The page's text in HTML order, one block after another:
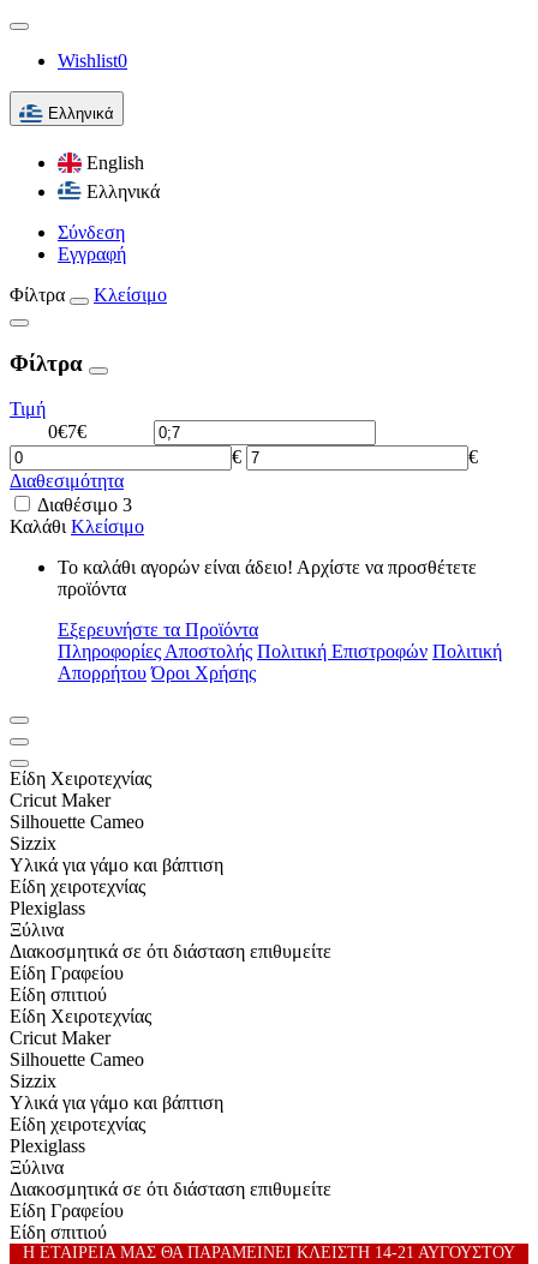
Wishlist0
Ελληνικά
English
Ελληνικά
Σύνδεση
Εγγραφή
Φίλτρα
Κλείσιμο
Φίλτρα
Τιμή
0€7€
€
€
Διαθεσιμότητα
Διαθέσιμο 3
Καλάθι Κλείσιμο
Το καλάθι αγορών είναι άδειο! Αρχίστε να προσθέτετε
προϊόντα
Εξερευνήστε τα Προϊόντα
Πληροφορίες Αποστολής Πολιτική Επιστροφών Πολιτική
Απορρήτου Όροι Χρήσης
Είδη Xειροτεχνίας
Cricut Maker
Silhouette Cameo
Sizzix
Υλικά για γάμο και βάπτιση
Είδη χειροτεχνίας
Plexiglass
Ξύλινα
Διακοσμητικά σε ότι διάσταση επιθυμείτε
Είδη Γραφείου
Είδη σπιτιού
Είδη Xειροτεχνίας
Cricut Maker
Silhouette Cameo
Sizzix
Υλικά για γάμο και βάπτιση
Είδη χειροτεχνίας
Plexiglass
Ξύλινα
Διακοσμητικά σε ότι διάσταση επιθυμείτε
Είδη Γραφείου
Είδη σπιτιού
Η ΕΤΑΙΡΕΙΑ ΜΑΣ ΘΑ ΠΑΡΑΜΕΙΝΕΙ ΚΛΕΙΣΤΗ 14-21 ΑΥΓΟΥΣΤΟΥ